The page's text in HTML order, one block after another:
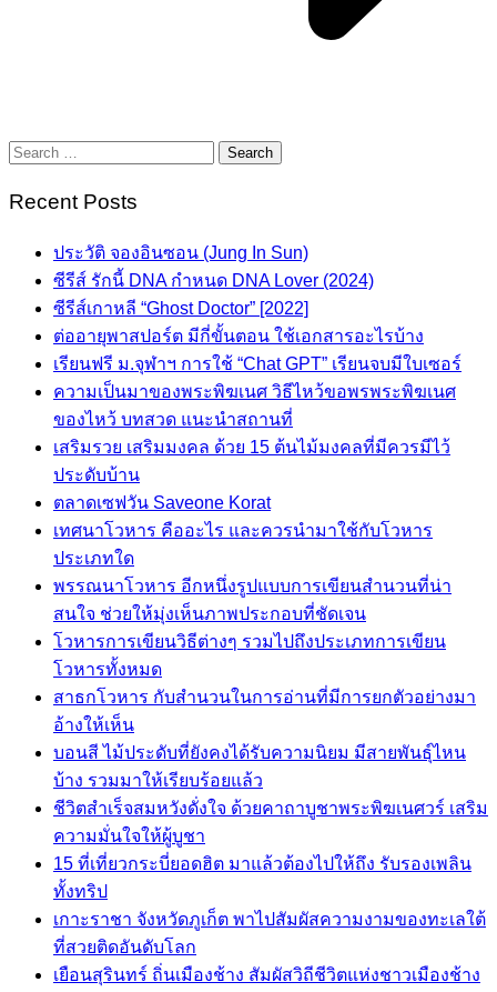
Search
Recent Posts
ประวัติ จองอินซอน (Jung In Sun)
ซีรีส์ รักนี้ DNA กำหนด DNA Lover (2024)
ซีรีส์เกาหลี “Ghost Doctor” [2022]
ต่ออายุพาสปอร์ต มีกี่ขั้นตอน ใช้เอกสารอะไรบ้าง
เรียนฟรี ม.จุฬาฯ การใช้ “Chat GPT” เรียนจบมีใบเซอร์
ความเป็นมาของพระพิฆเนศ วิธีไหว้ขอพรพระพิฆเนศ
ของไหว้ บทสวด แนะนำสถานที่
เสริมรวย เสริมมงคล ด้วย 15 ต้นไม้มงคลที่มีควรมีไว้
ประดับบ้าน
ตลาดเซฟวัน Saveone Korat
เทศนาโวหาร คืออะไร และควรนำมาใช้กับโวหาร
ประเภทใด
พรรณนาโวหาร อีกหนึ่งรูปแบบการเขียนสำนวนที่น่า
สนใจ ช่วยให้มุ่งเห็นภาพประกอบที่ชัดเจน
โวหารการเขียนวิธีต่างๆ รวมไปถึงประเภทการเขียน
โวหารทั้งหมด
สาธกโวหาร กับสำนวนในการอ่านที่มีการยกตัวอย่างมา
อ้างให้เห็น
บอนสี ไม้ประดับที่ยังคงได้รับความนิยม มีสายพันธุ์ไหน
บ้าง รวมมาให้เรียบร้อยแล้ว
ชีวิตสำเร็จสมหวังดั่งใจ ด้วยคาถาบูชาพระพิฆเนศวร์ เสริม
ความมั่นใจให้ผู้บูชา
15 ที่เที่ยวกระบี่ยอดฮิต มาแล้วต้องไปให้ถึง รับรองเพลิน
ทั้งทริป
เกาะราชา จังหวัดภูเก็ต พาไปสัมผัสความงามของทะเลใต้
ที่สวยติดอันดับโลก
เยือนสุรินทร์ ถิ่นเมืองช้าง สัมผัสวิถีชีวิตแห่งชาวเมืองช้าง